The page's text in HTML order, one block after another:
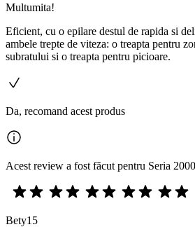
Multumita!
Eficient, cu o epilare destul de rapida si
ambele trepte de viteza: o treapta pentru
subratului si o treapta pentru picioare.
Da, recomand acest produs
Acest review a fost făcut pentru Seria
Bety15